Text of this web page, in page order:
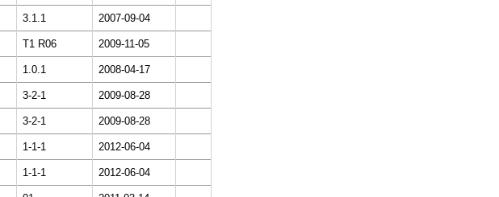
3.1.1 2007-09-04
T1 R06 2009-11-05
1.0.1 2008-04-17
3-2-1 2009-08-28
3-2-1 2009-08-28
1-1-1 2012-06-04
1-1-1 2012-06-04